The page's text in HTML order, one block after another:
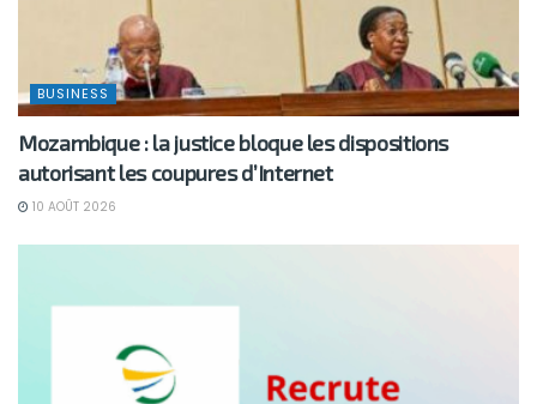
BUSINESS
Mozambique : la justice bloque les dispositions
autorisant les coupures d’Internet
10 AOÛT 2026